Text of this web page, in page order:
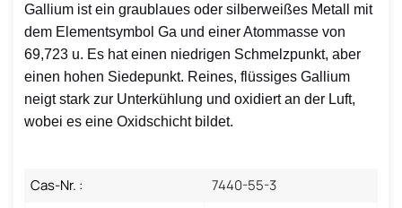
Gallium ist ein graublaues oder silberweißes Metall mit
dem Elementsymbol Ga und einer Atommasse von
69,723 u. Es hat einen niedrigen Schmelzpunkt, aber
einen hohen Siedepunkt. Reines, flüssiges Gallium
neigt stark zur Unterkühlung und oxidiert an der Luft,
wobei es eine Oxidschicht bildet.
Cas-Nr. :
7440-55-3